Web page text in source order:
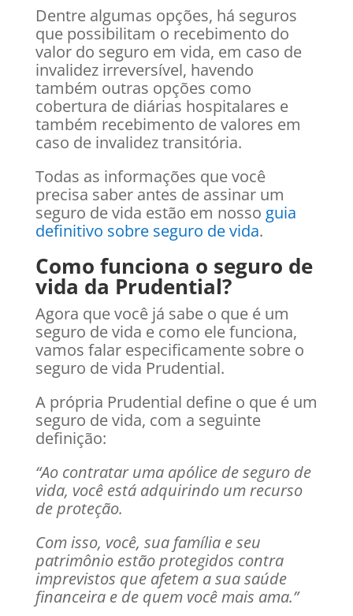
Dentre algumas opções, há seguros
que possibilitam o recebimento do
valor do seguro em vida, em caso de
invalidez irreversível, havendo
também outras opções como
cobertura de diárias hospitalares e
também recebimento de valores em
caso de invalidez transitória.
Todas as informações que você
precisa saber antes de assinar um
seguro de vida estão em nosso guia
definitivo sobre seguro de vida.
Como funciona o seguro de
vida da Prudential?
Agora que você já sabe o que é um
seguro de vida e como ele funciona,
vamos falar especificamente sobre o
seguro de vida Prudential.
A própria Prudential define o que é um
seguro de vida, com a seguinte
definição:
“Ao contratar uma apólice de seguro de
vida, você está adquirindo um recurso
de proteção.
Com isso, você, sua família e seu
patrimônio estão protegidos contra
imprevistos que afetem a sua saúde
financeira e de quem você mais ama.”